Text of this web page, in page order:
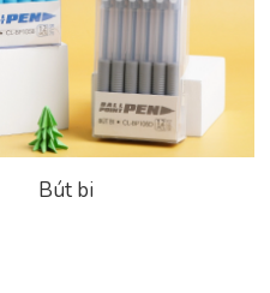
Bút bi